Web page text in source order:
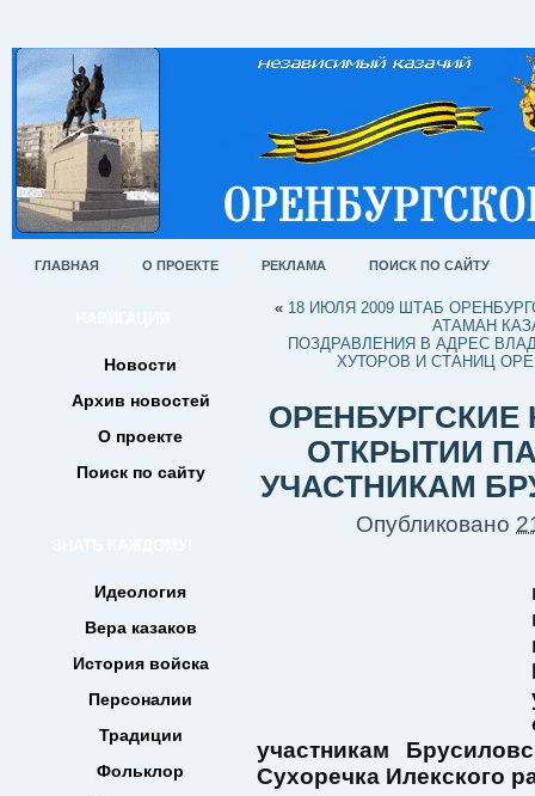
ГЛАВНАЯ О ПРОЕКТЕ РЕКЛАМА ПОИСК ПО САЙТУ
Новости
Архив новостей
О проекте
Поиск по сайту
Идеология
Вера казаков
История войска
Персоналии
Традиции
Фольклор
« 18 ИЮЛЯ 2009 ШТАБ
АТАМАН
ПОЗДРАВЛЕНИЯ В АДРЕС
ХУТОРОВ И СТАНИЦ
ОРЕНБУРГСКИЕ
ОТКРЫТИИ
УЧАСТНИКАМ
Опубликовано
участникам
Сухоречка Илекского